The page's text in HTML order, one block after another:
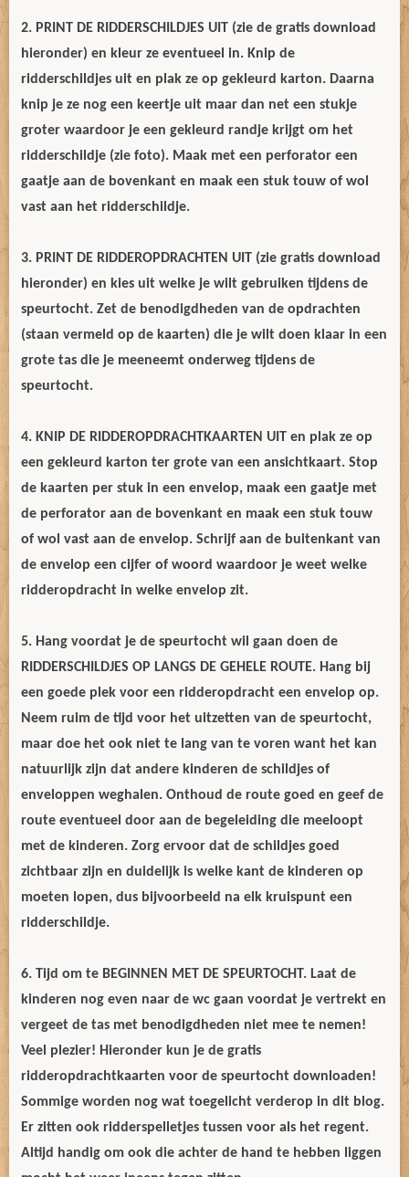
2. PRINT DE RIDDERSCHILDJES UIT (zie de gratis download
hieronder) en kleur ze eventueel in. Knip de
ridderschildjes uit en plak ze op gekleurd karton. Daarna
knip je ze nog een keertje uit maar dan net een stukje
groter waardoor je een gekleurd randje krijgt om het
ridderschildje (zie foto). Maak met een perforator een
gaatje aan de bovenkant en maak een stuk touw of wol
vast aan het ridderschildje.
3. PRINT DE RIDDEROPDRACHTEN UIT (zie gratis download
hieronder) en kies uit welke je wilt gebruiken tijdens de
speurtocht. Zet de benodigdheden van de opdrachten
(staan vermeld op de kaarten) die je wilt doen klaar in een
grote tas die je meeneemt onderweg tijdens de
speurtocht.
4. KNIP DE RIDDEROPDRACHTKAARTEN UIT en plak ze op
een gekleurd karton ter grote van een ansichtkaart. Stop
de kaarten per stuk in een envelop, maak een gaatje met
de perforator aan de bovenkant en maak een stuk touw
of wol vast aan de envelop. Schrijf aan de buitenkant van
de envelop een cijfer of woord waardoor je weet welke
ridderopdracht in welke envelop zit.
5. Hang voordat je de speurtocht wil gaan doen de
RIDDERSCHILDJES OP LANGS DE GEHELE ROUTE. Hang bij
een goede plek voor een ridderopdracht een envelop op.
Neem ruim de tijd voor het uitzetten van de speurtocht,
maar doe het ook niet te lang van te voren want het kan
natuurlijk zijn dat andere kinderen de schildjes of
enveloppen weghalen. Onthoud de route goed en geef de
route eventueel door aan de begeleiding die meeloopt
met de kinderen. Zorg ervoor dat de schildjes goed
zichtbaar zijn en duidelijk is welke kant de kinderen op
moeten lopen, dus bijvoorbeeld na elk kruispunt een
ridderschildje.
6. Tijd om te BEGINNEN MET DE SPEURTOCHT. Laat de
kinderen nog even naar de wc gaan voordat je vertrekt en
vergeet de tas met benodigdheden niet mee te nemen!
Veel plezier! Hieronder kun je de gratis
ridderopdrachtkaarten voor de speurtocht downloaden!
Sommige worden nog wat toegelicht verderop in dit blog.
Er zitten ook ridderspelletjes tussen voor als het regent.
Altijd handig om ook die achter de hand te hebben liggen